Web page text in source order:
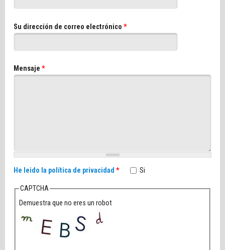
Su dirección de correo electrónico *
Mensaje *
He leido la política de privacidad * Si
CAPTCHA
Demuestra que no eres un robot